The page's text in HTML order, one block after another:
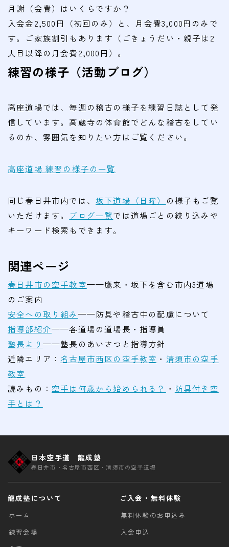
月謝（会費）はいくらですか？
入会金2,500円（初回のみ）と、月会費3,000円のみで
す。ご家族割引もあります（ごきょうだい・親子は2
人目以降の月会費2,000円）。
練習の様子（活動ブログ）
高座道場では、毎週の稽古の様子を練習日誌として発
信しています。高蔵寺の体育館でどんな稽古をしてい
るのか、雰囲気を知りたい方はご覧ください。
高座道場 練習の様子の一覧
同じ春日井市内では、 坂下道場（日曜）
の様子もご覧
いただけます。
ブログ一覧では道場ごとの絞り込みや
キーワード検索もできます。
関連ページ
春日井市の空手教室——鷹来・坂下を含む市内3道場
のご案内
安全への取り組み——防具や稽古中の配慮について
指導部紹介——各道場の道場長・指導員
塾長より ——塾長のあいさつと指導方針
近隣エリア：名古屋市西区の空手教室 ・ 清須市の空手
教室
読みもの： 空手は何歳から始められる？ ・ 防具付き空
手とは？
日本空手道 龍成塾
春日井市・名古屋市西区・清須市の空手道場
龍成塾について
ホーム
練習会場
ご入会・無料体験
無料体験のお申込み
入会申込